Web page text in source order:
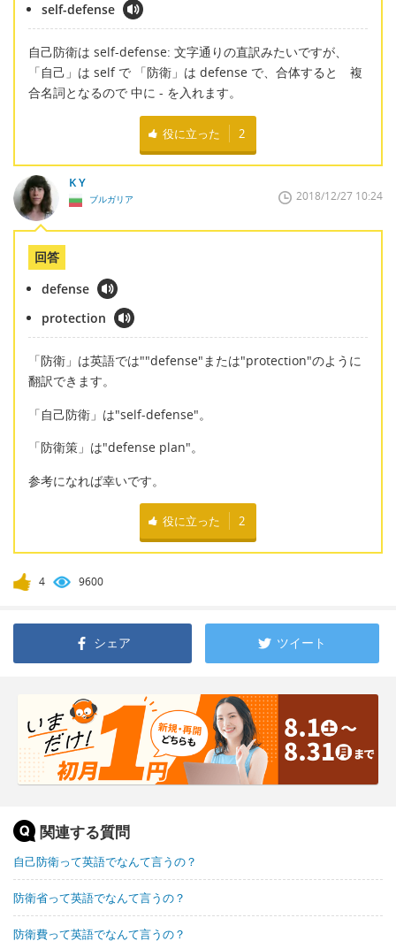
self-defense
自己防衛は self-defense: 文字通りの直訳みたいですが、
「自己」は self で 「防衛」は defense で、合体すると 複
合名詞となるので 中に - を入れます。
役に立った 2
K Y
ブルガリア 2018/12/27 10:24
回答
defense
protection
「防衛」は英語では""defense"または"protection"のように
翻訳できます。
「自己防衛」は"self-defense"。
「防衛策」は"defense plan"。
参考になれば幸いです。
役に立った 2
4 9600
シェア ツイート
関連する質問
自己防衛って英語でなんて言うの？
防衛省って英語でなんて言うの？
防衛費って英語でなんて言うの？